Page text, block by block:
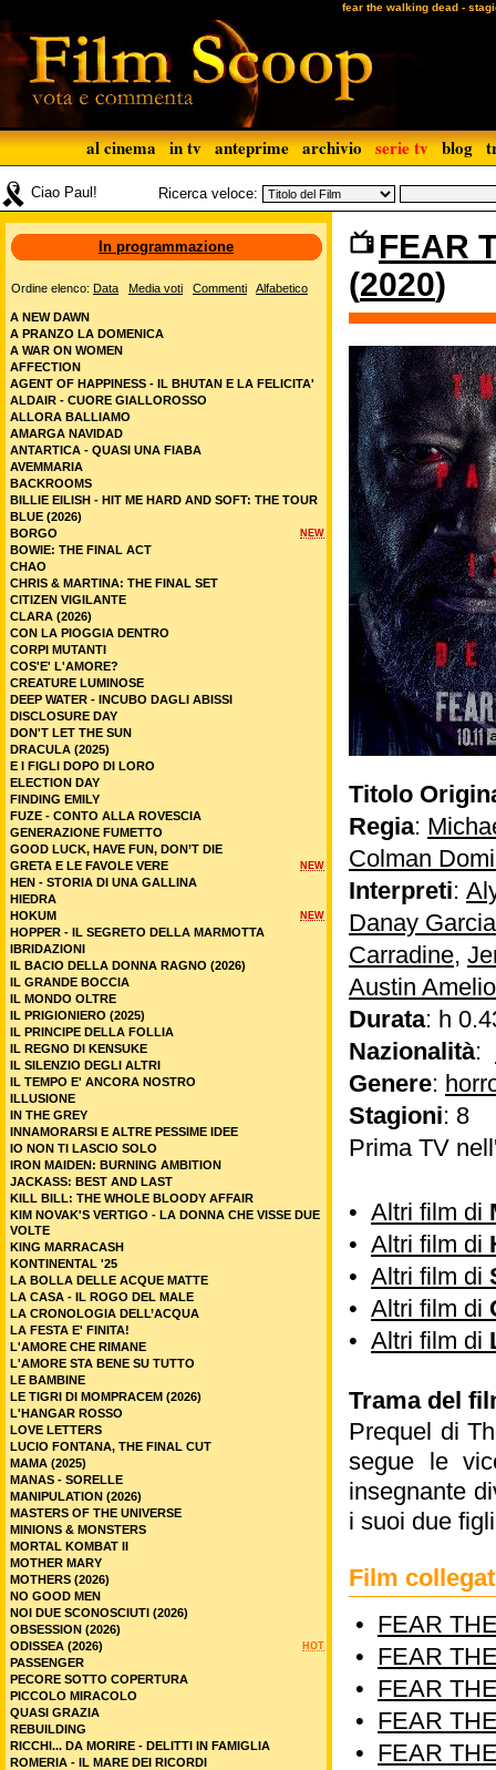
fear the walking dead -
al cinema in tv anteprime archivio serie tv blog
Ciao Paul! Ricerca veloce:
FEAR
(2020)
Titolo
Regia:
Colman
Interpreti:
Danay Garcia
Carradine,
Austin Amelio
Durata: h
Nazionalità:
Genere:
Stagioni: 8
Prima TV
• Altri film di
• Altri film di
• Altri film di
• Altri film di
• Altri film di
Trama del
Prequel di
segue le
insegnante
i suoi due
Film
• FEAR
• FEAR
• FEAR
• FEAR
• FEAR
In programmazione
Ordine elenco: Data Media voti Commenti Alfabetico
A NEW DAWN
A PRANZO LA DOMENICA
A WAR ON WOMEN
AFFECTION
AGENT OF HAPPINESS - IL BHUTAN E LA FELICITA'
ALDAIR - CUORE GIALLOROSSO
ALLORA BALLIAMO
AMARGA NAVIDAD
ANTARTICA - QUASI UNA FIABA
AVEMMARIA
BACKROOMS
BILLIE EILISH - HIT ME HARD AND SOFT: THE TOUR
BLUE (2026)
NEW
BORGO
BOWIE: THE FINAL ACT
CHAO
CHRIS & MARTINA: THE FINAL SET
CITIZEN VIGILANTE
CLARA (2026)
CON LA PIOGGIA DENTRO
CORPI MUTANTI
COS'E' L'AMORE?
CREATURE LUMINOSE
DEEP WATER - INCUBO DAGLI ABISSI
DISCLOSURE DAY
DON'T LET THE SUN
DRACULA (2025)
E I FIGLI DOPO DI LORO
ELECTION DAY
FINDING EMILY
FUZE - CONTO ALLA ROVESCIA
GENERAZIONE FUMETTO
GOOD LUCK, HAVE FUN, DON’T DIE
NEW
GRETA E LE FAVOLE VERE
HEN - STORIA DI UNA GALLINA
HIEDRA
NEW
HOKUM
HOPPER - IL SEGRETO DELLA MARMOTTA
IBRIDAZIONI
IL BACIO DELLA DONNA RAGNO (2026)
IL GRANDE BOCCIA
IL MONDO OLTRE
IL PRIGIONIERO (2025)
IL PRINCIPE DELLA FOLLIA
IL REGNO DI KENSUKE
IL SILENZIO DEGLI ALTRI
IL TEMPO E' ANCORA NOSTRO
ILLUSIONE
IN THE GREY
INNAMORARSI E ALTRE PESSIME IDEE
IO NON TI LASCIO SOLO
IRON MAIDEN: BURNING AMBITION
JACKASS: BEST AND LAST
KILL BILL: THE WHOLE BLOODY AFFAIR
KIM NOVAK'S VERTIGO - LA DONNA CHE VISSE DUE
VOLTE
KING MARRACASH
KONTINENTAL '25
LA BOLLA DELLE ACQUE MATTE
LA CASA - IL ROGO DEL MALE
LA CRONOLOGIA DELL’ACQUA
LA FESTA E' FINITA!
L'AMORE CHE RIMANE
L'AMORE STA BENE SU TUTTO
LE BAMBINE
LE TIGRI DI MOMPRACEM (2026)
L'HANGAR ROSSO
LOVE LETTERS
LUCIO FONTANA, THE FINAL CUT
MAMA (2025)
MANAS - SORELLE
MANIPULATION (2026)
MASTERS OF THE UNIVERSE
MINIONS & MONSTERS
MORTAL KOMBAT II
MOTHER MARY
MOTHERS (2026)
NO GOOD MEN
NOI DUE SCONOSCIUTI (2026)
OBSESSION (2026)
HOT
ODISSEA (2026)
PASSENGER
PECORE SOTTO COPERTURA
PICCOLO MIRACOLO
QUASI GRAZIA
REBUILDING
RICCHI... DA MORIRE - DELITTI IN FAMIGLIA
ROMERIA - IL MARE DEI RICORDI